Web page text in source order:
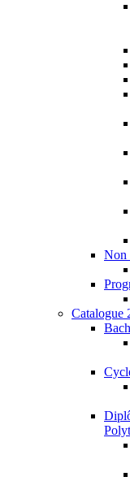
Non
Catalogue